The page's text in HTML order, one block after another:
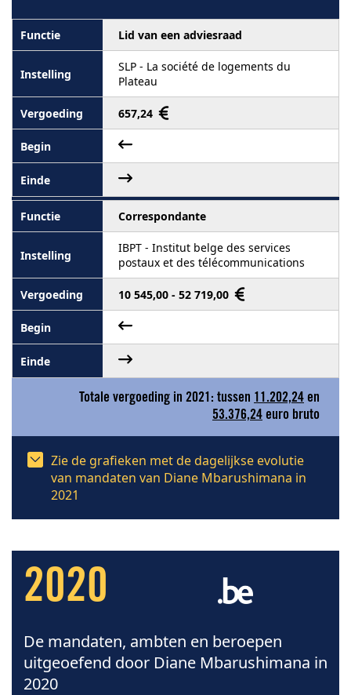
Lid van een adviesraad
SLP - La société de logements du
Plateau
657,24
Correspondante
IBPT - Institut belge des services
postaux et des télécommunications
10 545,00 - 52 719,00
Totale vergoeding in 2021: tussen 11.202,24 en
53.376,24 euro bruto
Zie de grafieken met de dagelijkse evolutie
van mandaten van Diane Mbarushimana in
2021
2020
De mandaten, ambten en beroepen
uitgeoefend door Diane Mbarushimana in
2020